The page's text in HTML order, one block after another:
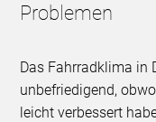
Problemen
Das Fahrradklima in
unbefriedigend,
leicht verbessert